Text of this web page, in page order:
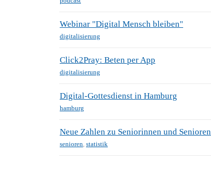
Webinar "Digital Mensch bleiben"
digitalisierung
Click2Pray: Beten per App
digitalisierung
Digital-Gottesdienst in Hamburg
hamburg
Neue Zahlen zu Seniorinnen und Senioren
senioren, statistik